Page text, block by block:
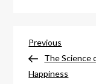
Previous
Post
Previous
The Science
Happiness